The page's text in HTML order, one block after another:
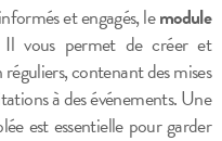
et engagés, lemodule
vous permet de créer et
contenant des mises
à des événements. Une
est essentielle pour garder